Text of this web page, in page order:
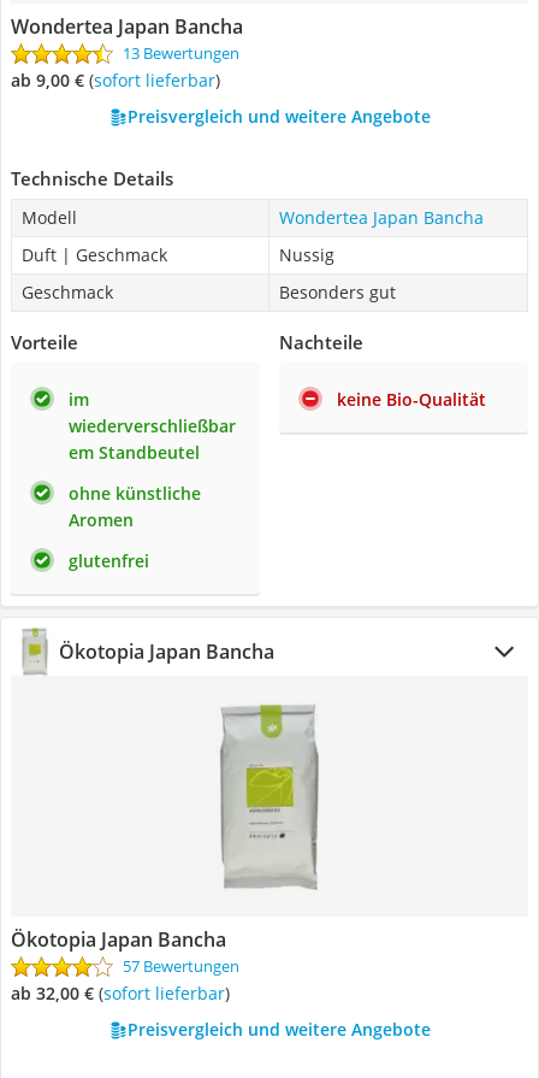
Wondertea Japan Bancha
13 Bewertungen
ab 9,00 € ( Sofort lieferbar)
Preisvergleich und weitere Angebote
Technische Details
Modell
Wondertea Japan Bancha
Duft | Geschmack
Nussig
Geschmack
Besonders gut
Vorteile
im
wiederverschließbar
em Standbeutel
ohne künstliche
Aromen
glutenfrei
Nachteile
keine Bio-Qualität
Ökotopia Japan Bancha
Ökotopia Japan Bancha
57 Bewertungen
ab 32,00 € ( Sofort lieferbar)
Preisvergleich und weitere Angebote